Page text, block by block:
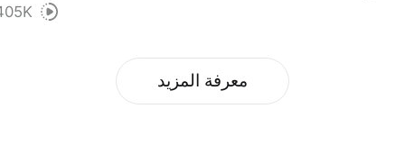
معرفة المزيد